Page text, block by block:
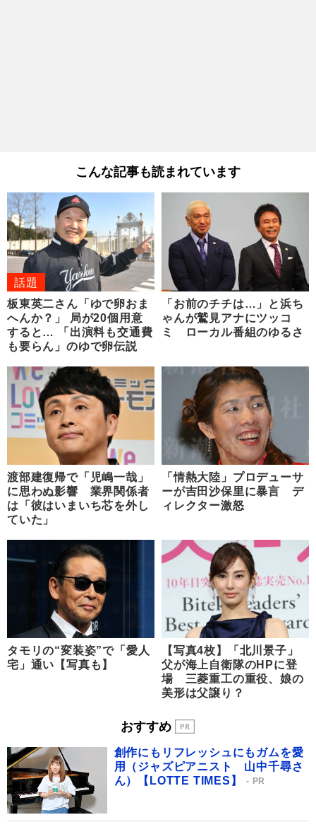
こんな記事も読まれています
話題
板東英二さん「ゆで卵おま
へんか？」 局が20個用意
すると… 「出演料も交通費
も要らん」のゆで卵伝説
「お前のチチは…」と浜ち
ゃんが鷲見アナにツッコ
ミ ローカル番組のゆるさ
渡部建復帰で「児嶋一哉」
に思わぬ影響 業界関係者
は「彼はいまいち芯を外し
ていた」
「情熱大陸」プロデューサ
ーが吉田沙保里に暴言 デ
ィレクター激怒
タモリの“変装姿”で「愛人
宅」通い【写真も】
【写真4枚】「北川景子」
父が海上自衛隊のHPに登
場 三菱重工の重役、娘の
美形は父譲り？
おすすめ
創作にもリフレッシュにもガムを愛
用（ジャズピアニスト 山中千尋さ
ん）【LOTTE TIMES】
PR